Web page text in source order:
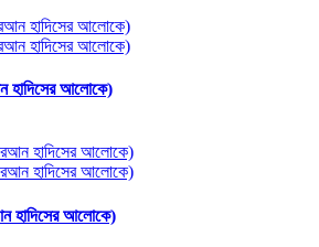
হাদিসের আলোকে)
হাদিসের আলোকে)